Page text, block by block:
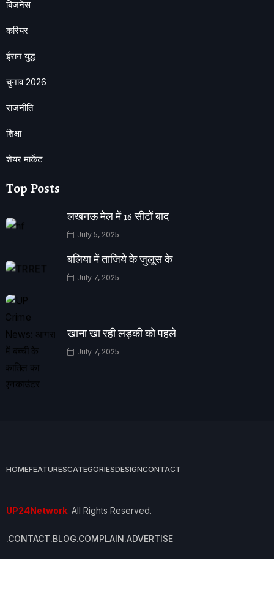
बिजनेस
करियर
ईरान युद्ध
चुनाव 2026
राजनीति
शिक्षा
शेयर मार्केट
Top Posts
लखनऊ मेल में 16 सीटों बाद
July 5, 2025
बलिया में ताजिये के जुलूस के
July 7, 2025
खाना खा रही लड़की को पहले
July 7, 2025
HOMEFEATURESCATEGORIESDESIGNCONTACT
UP24Network. All Rights Reserved.
.CONTACT.BLOG.COMPLAIN.ADVERTISE